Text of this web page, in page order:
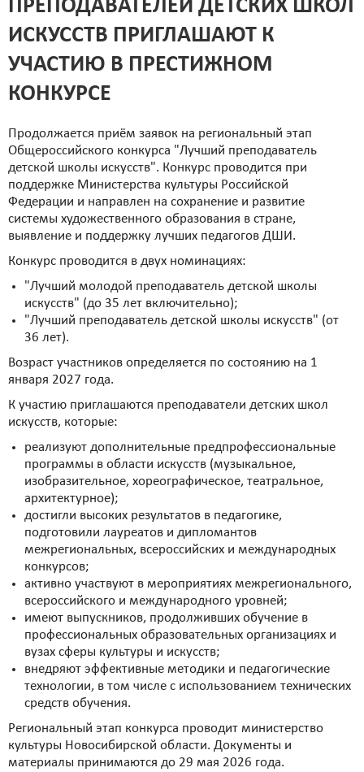
ПРЕПОДАВАТЕЛЕЙ ДЕТСКИХ ШКОЛ
ИСКУССТВ ПРИГЛАШАЮТ К
УЧАСТИЮ В ПРЕСТИЖНОМ
КОНКУРСЕ
Продолжается приём заявок на региональный этап
Общероссийского конкурса "Лучший преподаватель
детской школы искусств". Конкурс проводится при
поддержке Министерства культуры Российской
Федерации и направлен на сохранение и развитие
системы художественного образования в стране,
выявление и поддержку лучших педагогов ДШИ.
Конкурс проводится в двух номинациях:
"Лучший молодой преподаватель детской школы
искусств" (до 35 лет включительно);
"Лучший преподаватель детской школы искусств" (от
36 лет).
Возраст участников определяется по состоянию на 1
января 2027 года.
К участию приглашаются преподаватели детских школ
искусств, которые:
реализуют дополнительные предпрофессиональные
программы в области искусств (музыкальное,
изобразительное, хореографическое, театральное,
архитектурное);
достигли высоких результатов в педагогике,
подготовили лауреатов и дипломантов
межрегиональных, всероссийских и международных
конкурсов;
активно участвуют в мероприятиях межрегионального,
всероссийского и международного уровней;
имеют выпускников, продолживших обучение в
профессиональных образовательных организациях и
вузах сферы культуры и искусств;
внедряют эффективные методики и педагогические
технологии, в том числе с использованием технических
средств обучения.
Региональный этап конкурса проводит министерство
культуры Новосибирской области. Документы и
материалы принимаются до 29 мая 2026 года.